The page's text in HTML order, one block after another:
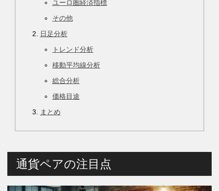
ユーロ圏経済指標
その他
日足分析
トレンド分析
移動平均線分析
総合分析
価格目途
まとめ
通貨ペアの注目点